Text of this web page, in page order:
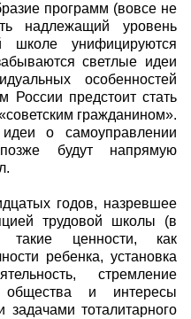
программ (вовсе не
надлежащий уровень
школе унифицируются
светлые идеи
особенностей
России предстоит стать
гражданином».
о самоуправлении
будут напрямую
годов, назревшее
трудовой школы (в
ценности, как
ребенка, установка
стремление
общества и интересы
задачами тоталитарного